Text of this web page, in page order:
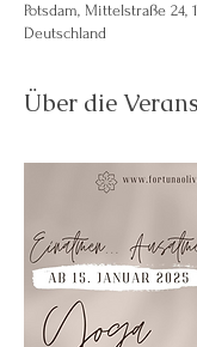
Potsdam, Mittelstraße 24,
Deutschland
Über die